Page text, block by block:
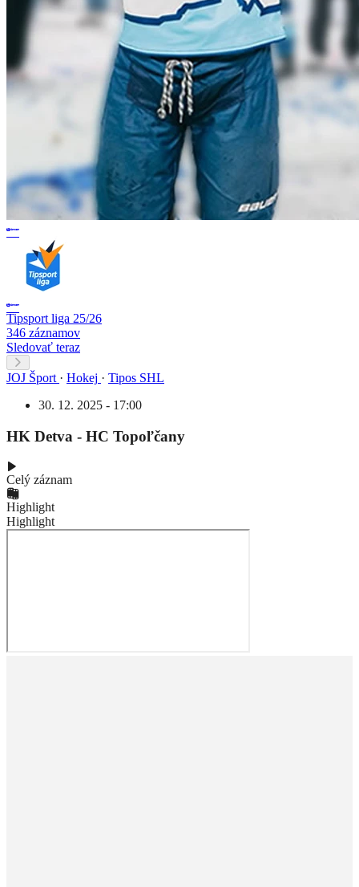
Tipsport liga 25/26
346 záznamov
Sledovať teraz
JOJ Šport · Hokej · Tipos SHL
30. 12. 2025 - 17:00
HK Detva - HC Topoľčany
Celý záznam
Highlight
Highlight